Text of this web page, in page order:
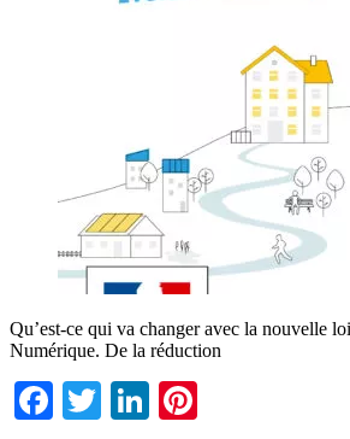
Qu’est-ce qui va changer avec la nouvelle
Numérique. De la réduction
Facebook
TwitterLinkedIn